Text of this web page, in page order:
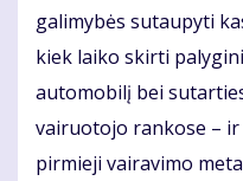
galimybės sutaupyti
kiek laiko skirti
automobilį bei
vairuotojo rankose –
pirmieji vairavimo